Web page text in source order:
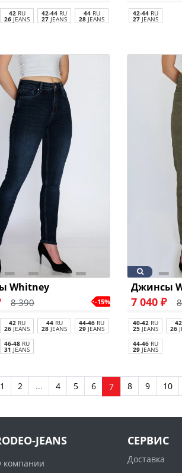
42 RU
26 JEANS
42-44 RU
27 JEANS
44RU
28 JEANS
42-44 RU
27 JEANS
Whitney
8 390 -15%
42RU
26 JEANS
44RU
28 JEANS
44-46 RU
29 JEANS
46-48 RU
31 JEANS
Джинсы
7 040 ₽
40-42 RU
25 JEANS
42
26
44-46 RU
29 JEANS
1 2 ... 4 5 6 7 8 9 10
JEANS
компании
СЕРВИС
Доставка